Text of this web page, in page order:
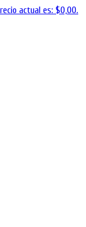
actual es: $0,00.